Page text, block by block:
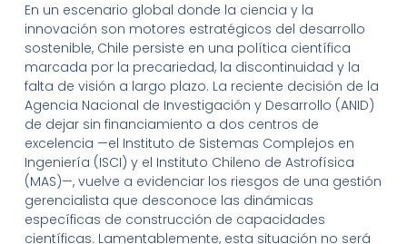
En un escenario global donde la ciencia y la
innovación son motores estratégicos del desarrollo
sostenible, Chile persiste en una política científica
marcada por la precariedad, la discontinuidad y la
falta de visión a largo plazo. La reciente decisión de la
Agencia Nacional de Investigación y Desarrollo (ANID)
de dejar sin financiamiento a dos centros de
excelencia —el Instituto de Sistemas Complejos en
Ingeniería (ISCI) y el Instituto Chileno de Astrofísica
(MAS)—, vuelve a evidenciar los riesgos de una gestión
gerencialista que desconoce las dinámicas
específicas de construcción de capacidades
científicas. Lamentablemente, esta situación no será